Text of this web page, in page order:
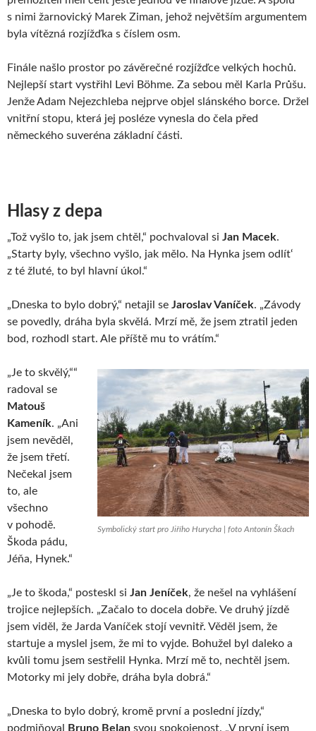
s nimi žarnovický Marek Ziman, jehož největším argumentem
byla vítězná rozjížďka s číslem osm.
Finále našlo prostor po závěrečné rozjížďce velkých hochů.
Nejlepší start vystřihl Levi Böhme. Za sebou měl Karla Průšu.
Jenže Adam Nejezchleba nejprve objel slánského borce. Držel
vnitřní stopu, která jej posléze vynesla do čela před
německého suveréna základní části.
Hlasy z depa
„Tož vyšlo to, jak jsem chtěl,“ pochvaloval si Jan Macek.
„Starty byly, všechno vyšlo, jak mělo. Na Hynka jsem odlít‘
z té žluté, to byl hlavní úkol.“
„Dneska to bylo dobrý,“ netajil se Jaroslav Vaníček. „Závody
se povedly, dráha byla skvělá. Mrzí mě, že jsem ztratil jeden
bod, rozhodl start. Ale příště mu to vrátím.“
Symbolický start pro Jiřího Hurycha | foto Antonín Škach
„Je to skvělý,““
radoval se
Matouš
Kameník. „Ani
jsem nevěděl,
že jsem třetí.
Nečekal jsem
to, ale
všechno
v pohodě.
Škoda pádu,
Jéňa, Hynek.“
„Je to škoda,“ posteskl si Jan Jeníček, že nešel na vyhlášení
trojice nejlepších. „Začalo to docela dobře. Ve druhý jízdě
jsem viděl, že Jarda Vaníček stojí vevnitř. Věděl jsem, že
startuje a myslel jsem, že mi to vyjde. Bohužel byl daleko a
kvůli tomu jsem sestřelil Hynka. Mrzí mě to, nechtěl jsem.
Motorky mi jely dobře, dráha byla dobrá.“
„Dneska to bylo dobrý, kromě první a poslední jízdy,“
podmiňoval
Bruno Belan svou spokojenost. „V první jsem